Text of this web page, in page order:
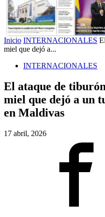
Inicio INTERNACIONALES
miel que dejó a...
INTERNACIONALES
El ataque de
miel que dejó a un
en Maldivas
17 abril, 2026